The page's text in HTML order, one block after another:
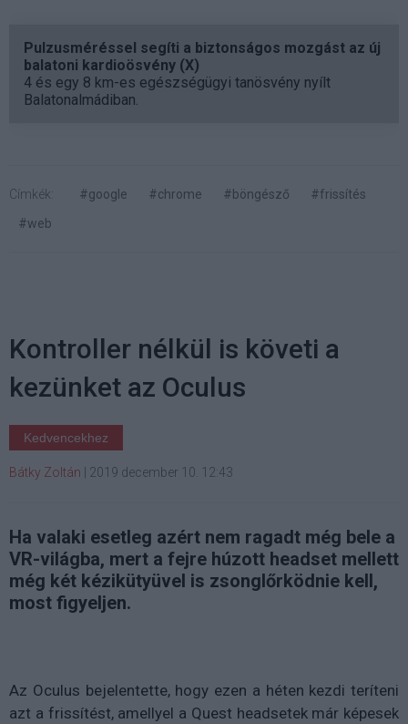
Pulzusméréssel segíti a biztonságos mozgást az új
balatoni kardioösvény (X)
4 és egy 8 km-es egészségügyi tanösvény nyílt
Balatonalmádiban.
Címkék: #google #chrome #böngésző
#frissítés
#web
Kontroller nélkül is követi a
kezünket az Oculus
Kedvencekhez
Bátky Zoltán 2019 december 10. 12:43
Ha valaki esetleg azért nem ragadt még bele a
VR-világba, mert a fejre húzott headset mellett
még két kézikütyüvel is zsonglőrködnie kell,
most figyeljen.
Az Oculus bejelentette, hogy ezen a héten kezdi teríteni
azt a frissítést, amellyel a Quest headsetek már képesek